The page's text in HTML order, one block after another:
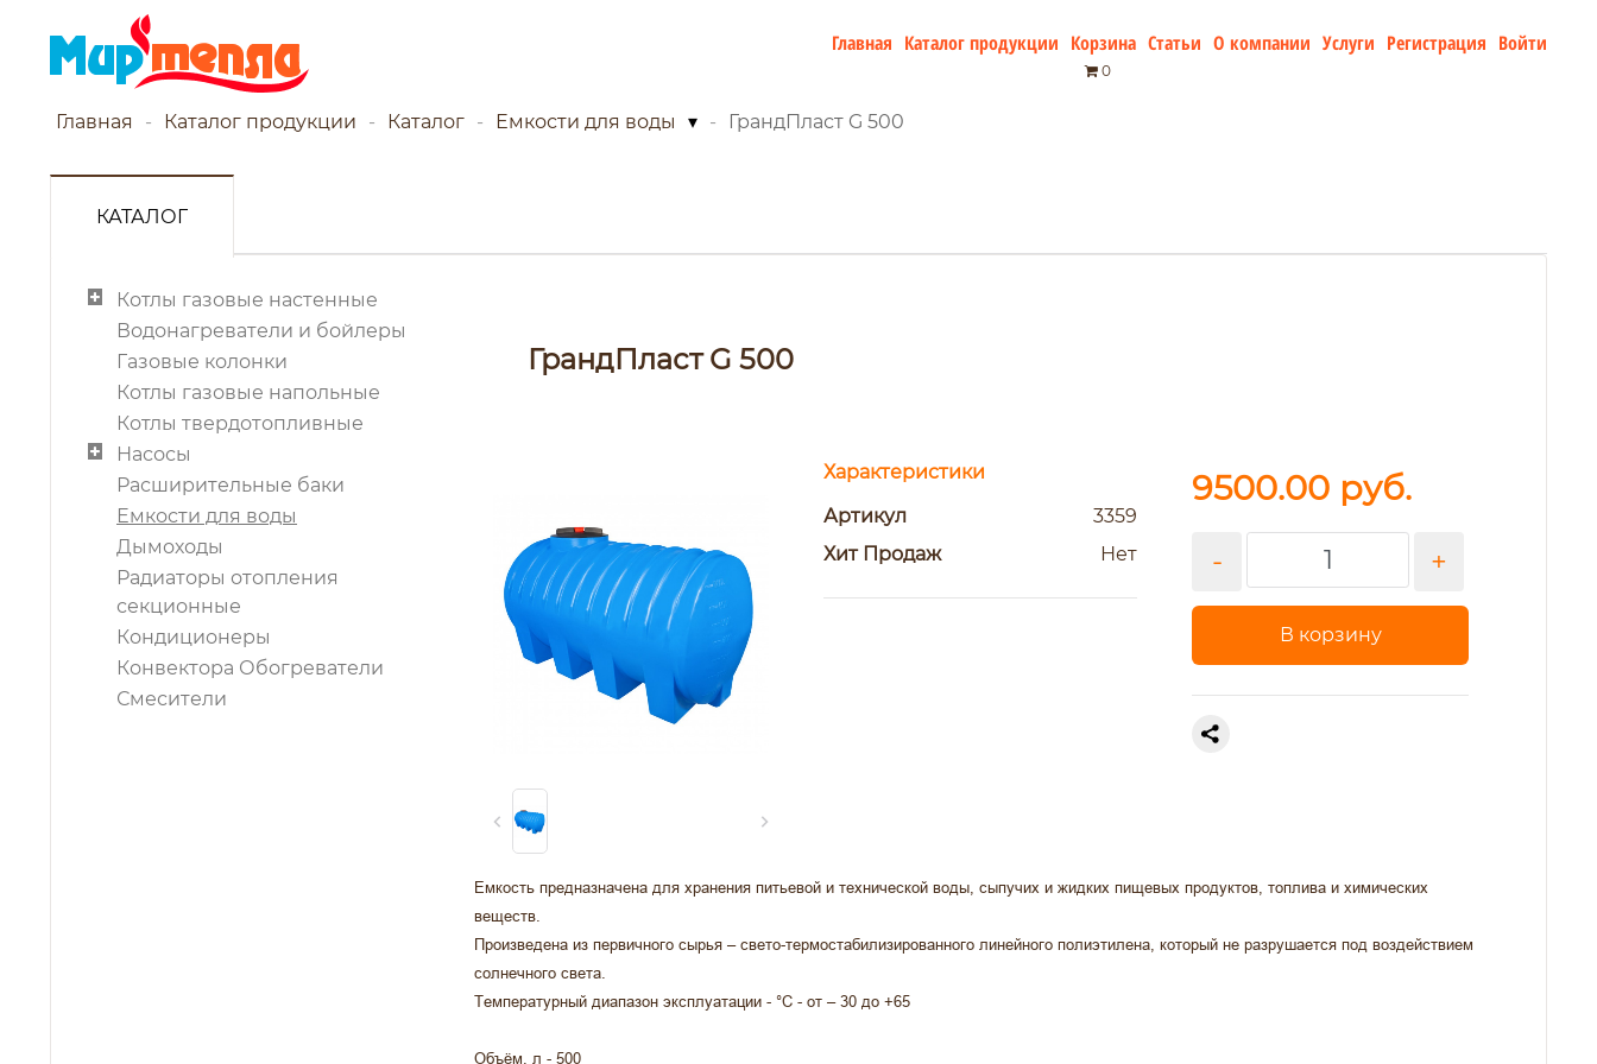
Главная Каталог продукции Корзина
0
Статьи О компании Услуги Регистрация Войти
Главная Каталог продукции Каталог Емкости для воды ▾ ГрандПласт G 500
КАТАЛОГ
Котлы газовые настенные
Водонагреватели и бойлеры
Газовые колонки
Котлы газовые напольные
Котлы твердотопливные
Насосы
Расширительные баки
Емкости для воды
Дымоходы
Радиаторы отопления
секционные
Кондиционеры
Конвектора Обогреватели
Смесители
ГрандПласт G 500
Характеристики
Артикул
3359
Хит Продаж
Нет
9500.00 руб.
- +
В корзину
Емкость предназначена для хранения питьевой и технической воды, сыпучих и жидких пищевых продуктов, топлива и химических
веществ.
Произведена из первичного сырья – свето-термостабилизированного линейного полиэтилена, который не разрушается под воздействием
солнечного света.
Температурный диапазон эксплуатации - °С - от – 30 до +65
Объём, л - 500